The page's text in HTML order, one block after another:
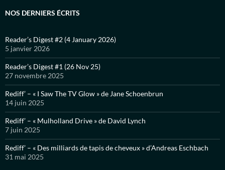
NOS DERNIERS ÉCRITS
Reader’s Digest #2 (4 January 2026)
5 janvier 2026
Reader’s Digest #1 (26 Nov 25)
27 novembre 2025
Rediff’ – « I Saw The TV Glow » de Jane Schoenbrun
14 juin 2025
Rediff’ – « Mulholland Drive » de David Lynch
7 juin 2025
Rediff’ – « Des milliards de tapis de cheveux » d’Andreas Eschbach
31 mai 2025